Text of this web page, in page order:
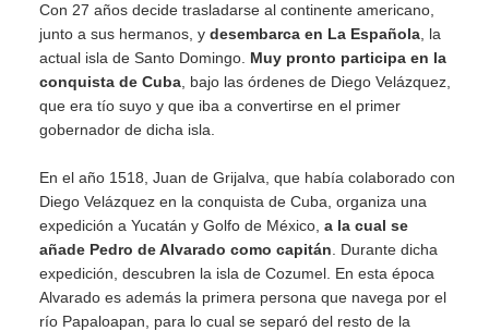
Con 27 años decide trasladarse al continente americano,
junto a sus hermanos, y desembarca en La Española , la
actual isla de Santo Domingo. Muy pronto participa en la
conquista de Cuba , bajo las órdenes de Diego Velázquez,
que era tío suyo y que iba a convertirse en el primer
gobernador de dicha isla.
En el año 1518, Juan de Grijalva, que había colaborado con
Diego Velázquez en la conquista de Cuba, organiza una
expedición a Yucatán y Golfo de México, a la cual se
añade Pedro de Alvarado como capitán . Durante dicha
expedición, descubren la isla de Cozumel. En esta época
Alvarado es además la primera persona que navega por el
río Papaloapan, para lo cual se separó del resto de la